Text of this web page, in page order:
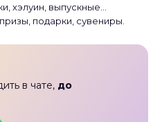
хэлуин, выпускные...
подарки, сувениры.
в чате, до